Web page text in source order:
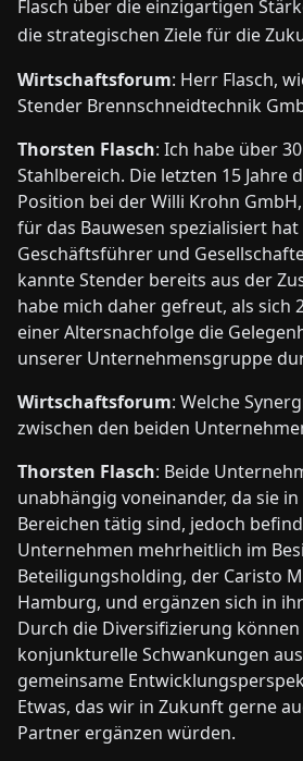
Flasch über die einzigartigen
die strategischen Ziele für die
Wirtschaftsforum: Herr Flasch,
Stender Brennschneidtechnik
Thorsten Flasch: Ich habe über
Stahlbereich. Die letzten 15 Jahre
Position bei der Willi Krohn
für das Bauwesen spezialisiert
Geschäftsführer und
kannte Stender bereits aus der
habe mich daher gefreut, als sich
einer Altersnachfolge die
unserer Unternehmensgruppe
Wirtschaftsforum: Welche
zwischen den beiden
Thorsten Flasch: Beide
unabhängig voneinander, da sie
Bereichen tätig sind, jedoch
Unternehmen mehrheitlich im
Beteiligungsholding, der Caristo
Hamburg, und ergänzen sich in
Durch die Diversifizierung
konjunkturelle Schwankungen
gemeinsame
Etwas, das wir in Zukunft gerne
Partner ergänzen würden.